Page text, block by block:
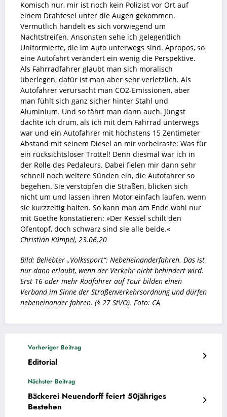
Komisch nur, mir ist noch kein Polizist vor Ort auf
einem Drahtesel unter die Augen gekommen.
Vermutlich handelt es sich vorwiegend um
Nachtstreifen. Ansonsten sehe ich gelegentlich
Uniformierte, die im Auto unterwegs sind. Apropos, so
eine Autofahrt verändert ein wenig die Perspektive.
Als Fahrradfahrer glaubt man sich moralisch
überlegen, dafür ist man aber sehr verletzlich. Als
Autofahrer verursacht man CO2-Emissionen, aber
man fühlt sich ganz sicher hinter Stahl und
Aluminium. Und so fährt man dann auch. Jüngst
dachte ich drum, als ich mit dem Fahrrad unterwegs
war und ein Autofahrer mit höchstens 15 Zentimeter
Abstand mit seinem Diesel an mir vorbeiraste: Was für
ein rücksichtsloser Trottel! Denn diesmal war ich in
der Rolle des Pedaleurs. Dabei fielen mir dann sehr
schnell noch weitere Sünden ein, die Autofahrer so
begehen. Sie verstopfen die Straßen, blicken sich
nicht um und lassen ihren Motor einfach laufen, wenn
sie kurzzeitig halten. So kann man am Ende wohl nur
mit Goethe konstatieren: »Der Kessel schilt den
Ofentopf, doch schwarz sind sie alle beide.«
Christian Kümpel, 23.06.20
Bild: Beliebter „Volkssport“: Nebeneinanderfahren. Das ist
nur dann erlaubt, wenn der Verkehr nicht behindert wird.
Erst 16 oder mehr Radfahrer auf Tour bilden einen
Verband im Sinne der Straßenverkehrsordnung und dürfen
nebeneinander fahren. (§ 27 StVO). Foto: CA
Vorheriger Beitrag
Editorial
Nächster Beitrag
Bäckerei Neuendorff feiert 50jähriges
Bestehen